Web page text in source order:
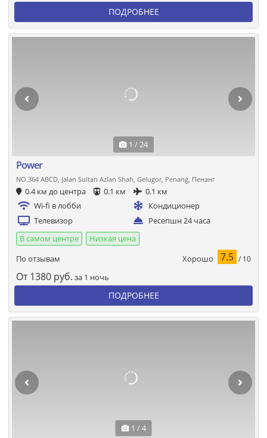
ПОДРОБНЕЕ
1 / 24
Power
NO.364 ABCD, Jalan Sultan Azlan Shah, Gelugor, Penang, Пенанг
0.4 км до центра 0.1 км
0.1 км
Wi-fi в лобби
Кондиционер
Телевизор
Ресепшн 24 часа
В самом центре
Низкая цена
По отзывам
Хорошо 7.5 / 10
От 1380 руб. за 1 ночь
ПОДРОБНЕЕ
1 / 4